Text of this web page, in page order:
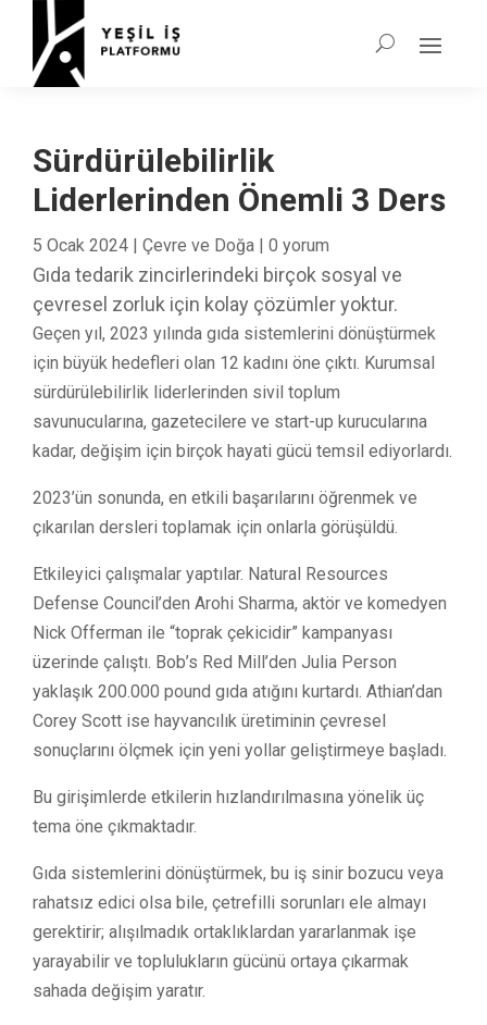
Sürdürülebilirlik
Liderlerinden Önemli 3 Ders
5 Ocak 2024 | Çevre ve Doğa | 0 yorum
Gıda tedarik zincirlerindeki birçok sosyal ve
çevresel zorluk için kolay çözümler yoktur.
Geçen yıl, 2023 yılında gıda sistemlerini dönüştürmek
için büyük hedefleri olan 12 kadını öne çıktı. Kurumsal
sürdürülebilirlik liderlerinden sivil toplum
savunucularına, gazetecilere ve start-up kurucularına
kadar, değişim için birçok hayati gücü temsil ediyorlardı.
2023’ün sonunda, en etkili başarılarını öğrenmek ve
çıkarılan dersleri toplamak için onlarla görüşüldü.
Etkileyici çalışmalar yaptılar. Natural Resources
Defense Council’den Arohi Sharma, aktör ve komedyen
Nick Offerman ile “toprak çekicidir” kampanyası
üzerinde çalıştı. Bob’s Red Mill’den Julia Person
yaklaşık 200.000 pound gıda atığını kurtardı. Athian’dan
Corey Scott ise hayvancılık üretiminin çevresel
sonuçlarını ölçmek için yeni yollar geliştirmeye başladı.
Bu girişimlerde etkilerin hızlandırılmasına yönelik üç
tema öne çıkmaktadır.
Gıda sistemlerini dönüştürmek, bu iş sinir bozucu veya
rahatsız edici olsa bile, çetrefilli sorunları ele almayı
gerektirir; alışılmadık ortaklıklardan yararlanmak işe
yarayabilir ve toplulukların gücünü ortaya çıkarmak
sahada değişim yaratır.